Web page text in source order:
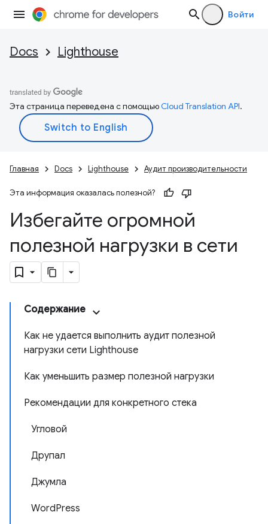
Войти
Docs Lighthouse
Эта страница переведена с помощьюCloud Translation API.
Главная Docs Lighthouse Аудит производительности
Эта информация оказалась полезной?
Избегайте огромной
полезной нагрузки в сети
Содержание
Как не удается выполнить аудит полезной
нагрузки сети Lighthouse
Как уменьшить размер полезной нагрузки
Рекомендации для конкретного стека
Угловой
Друпал
Джумла
WordPress